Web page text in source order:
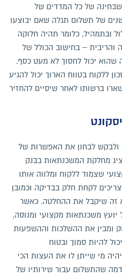
שבחינה של כל המדדים של
של תשלום תגלה שאם יבוצעו
ובתמהיל, כלומר תהיה חלוקה
– בחישוב הכולל של
שהוא יכול לחסוך לא מעט כסף.
ללקוח בטווח הארוך יכול להגיע
ברשותו לאחר שיסיים להחזיר
ולבקש לבחון את האפשרות של
מחלקת המשכנתאות בבנק
שצמוד ללקוח ומלווה אותו
לקחת חלק בבדיקה וכמובן
זה שיקבל את ההחלטה. כאשר
משכנתאות מקצועי ומנוסה,
ומבין את ההשלכות וההשפעות
להיות סמוך ובטוח
מי שייתן לו את העצות הכי
שהתשלום עבור שירותיו של